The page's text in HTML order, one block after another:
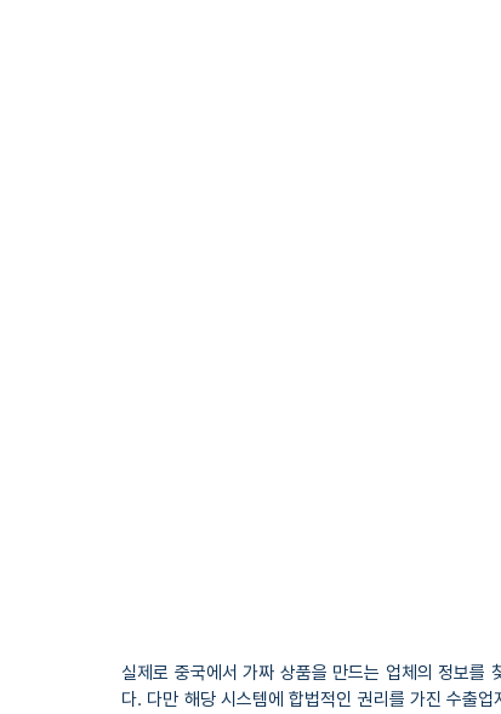
실제로 중국에서 가짜 상품을 만드는 업체의 정보를
다. 다만 해당 시스템에 합법적인 권리를 가진 수출